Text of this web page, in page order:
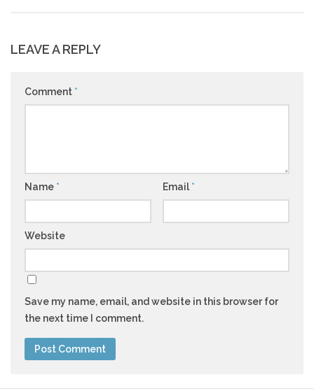
LEAVE A REPLY
Comment *
Name * Email *
Website
Save my name, email, and website in this browser for
the next time I comment.